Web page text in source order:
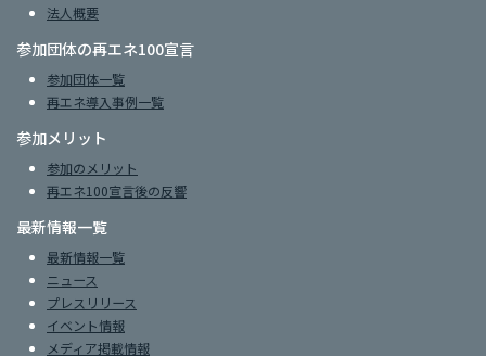
法人概要
参加団体の再エネ100宣言
参加団体一覧
再エネ導入事例一覧
参加メリット
参加のメリット
再エネ100宣言後の反響
最新情報一覧
最新情報一覧
ニュース
プレスリリース
イベント情報
メディア掲載情報